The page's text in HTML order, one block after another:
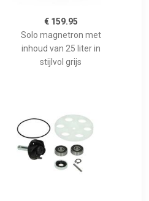
€ 159.95
Solo magnetron met
inhoud van 25 liter in
stijlvol grijs